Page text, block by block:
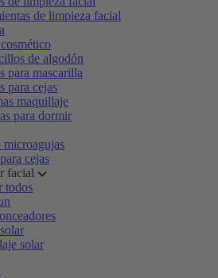
de limpieza facial
de algodón
para mascarilla
para cejas
maquillaje
para dormir
cejas
facial
todos
solar